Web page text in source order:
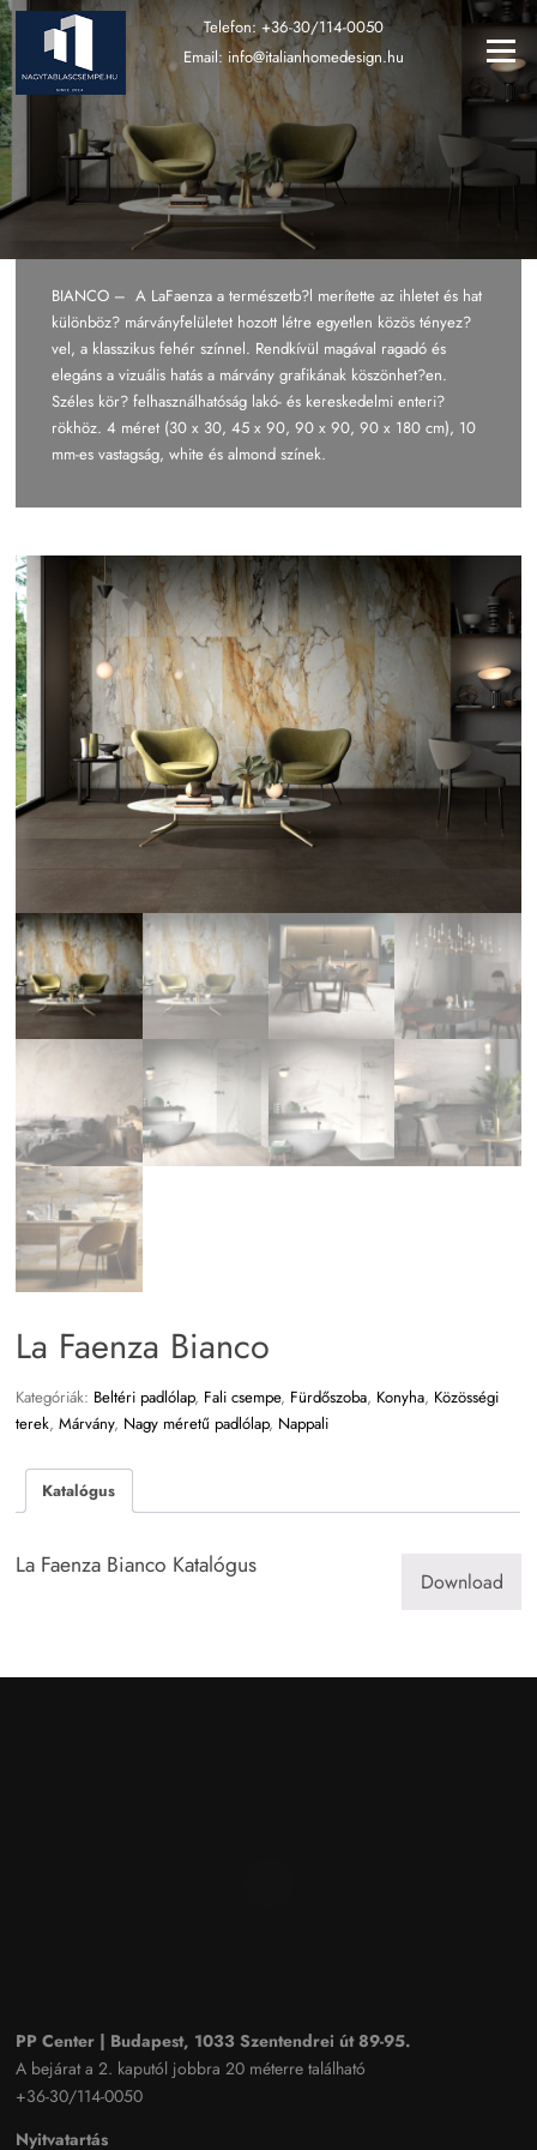
Ugrás
a
tartalomra
Menü
Telefon: +36-30/114-0050
Email: info@italianhomedesign.hu
BIANCO – A LaFaenza a természetb?l merítette az ihletet és hat
különböz? márványfelületet hozott létre egyetlen közös tényez?
vel, a klasszikus fehér színnel. Rendkívül magával ragadó és
elegáns a vizuális hatás a márvány grafikának köszönhet?en.
Széles kör? felhasználhatóság lakó- és kereskedelmi enteri?
rökhöz. 4 méret (30 x 30, 45 x 90, 90 x 90, 90 x 180 cm), 10
mm-es vastagság, white és almond színek.
La Faenza Bianco
Kategóriák: Beltéri padlólap, Fali csempe, Fürdőszoba, Konyha, Közösségi
terek,Márvány, Nagy méretű padlólap, Nappali
Katalógus
La Faenza Bianco Katalógus
Download
PP Center | Budapest, 1033 Szentendrei út 89-95.
A bejárat a 2. kaputól jobbra 20 méterre található
+36-30/114-0050
Nyitvatartás